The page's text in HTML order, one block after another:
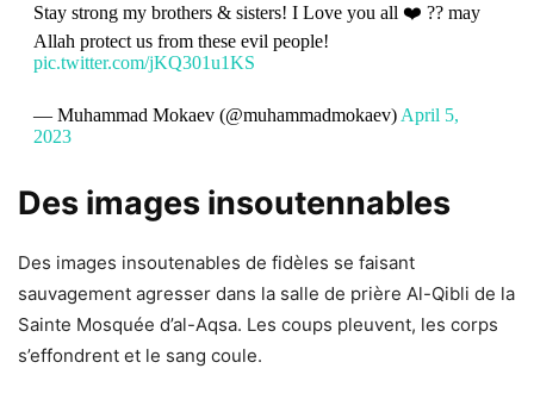
Stay strong my brothers & sisters! I Love you all ❤️ ?? may
Allah protect us from these evil people!
pic.twitter.com/jKQ301u1KS
— Muhammad Mokaev (@muhammadmokaev) April 5,
2023
Des images insoutennables
Des images insoutenables de fidèles se faisant
sauvagement agresser dans la salle de prière Al-Qibli de la
Sainte Mosquée d’al-Aqsa. Les coups pleuvent, les corps
s’effondrent et le sang coule.